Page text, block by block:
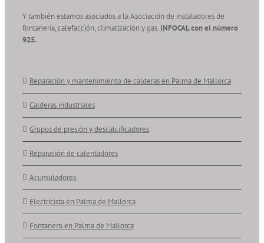
Y también estamos asociados a la Asociación de instaladores de
fontanería, calefacción, climatización y gas. INFOCAL con el número
925.
Reparación y mantenimiento de calderas en Palma de Mallorca
Calderas industriales
Grupos de presión y descalcificadores
Reparación de calentadores
Acumuladores
Electricista en Palma de Mallorca
Fontanero en Palma de Mallorca